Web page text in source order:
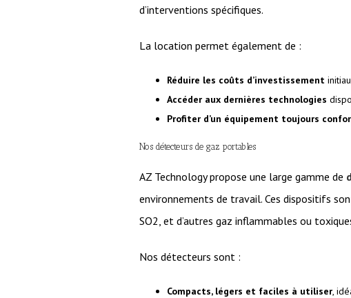
d’interventions spécifiques.
La location permet également de :
Réduire les coûts d’investissement
Accéder aux dernières technologies
Profiter d’un équipement toujours
Nos détecteurs de gaz portables
AZ Technology propose une large gamme de
environnements de travail. Ces dispositifs
SO2, et d’autres gaz inflammables ou
Nos détecteurs sont :
Compacts, légers et faciles à utiliser,